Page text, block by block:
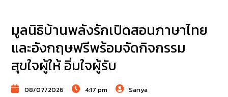
มูลนิธิบ้านพลังรักเปิดสอนภาษาไทย
และอังกฤษฟรีพร้อมจัดกิจกรรม
สุขใจผู้ให้ อิ่มใจผู้รับ
08/07/2026 4:17 pm Sanya